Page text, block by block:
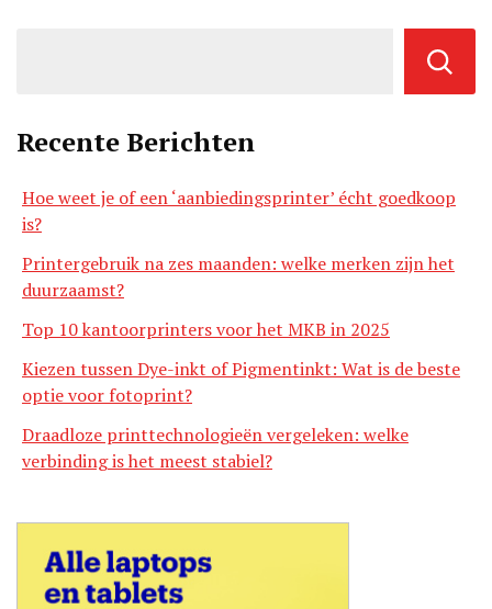
Recente Berichten
Hoe weet je of een ‘aanbiedingsprinter’ écht goedkoop
is?
Printergebruik na zes maanden: welke merken zijn het
duurzaamst?
Top 10 kantoorprinters voor het MKB in 2025
Kiezen tussen Dye-inkt of Pigmentinkt: Wat is de beste
optie voor fotoprint?
Draadloze printtechnologieën vergeleken: welke
verbinding is het meest stabiel?